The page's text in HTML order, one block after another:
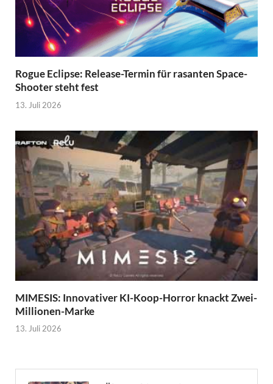
Rogue Eclipse: Release-Termin für rasanten Space-
Shooter steht fest
13. Juli 2026
MIMESIS: Innovativer KI-Koop-Horror knackt Zwei-
Millionen-Marke
13. Juli 2026